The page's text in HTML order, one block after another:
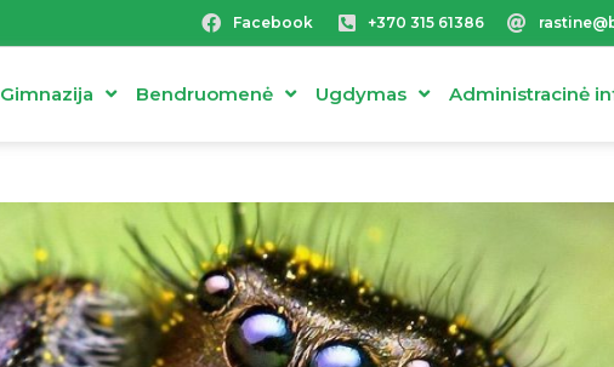
Facebook +370 315 61386
Gimnazija Bendruomenė Ugdymas Administracinė